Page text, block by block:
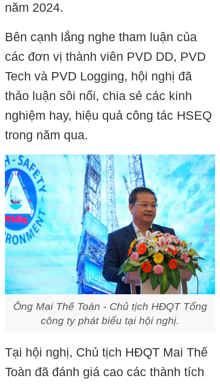
năm 2024.
Bên cạnh lắng nghe tham luận của
các đơn vị thành viên PVD DD, PVD
Tech và PVD Logging, hội nghị đã
thảo luận sôi nổi, chia sẻ các kinh
nghiệm hay, hiệu quả công tác HSEQ
trong năm qua.
Ông Mai Thế Toàn - Chủ tịch HĐQT Tổng
công ty phát biểu tại hội nghị.
Tại hội nghị, Chủ tịch HĐQT Mai Thế
Toàn đã đánh giá cao các thành tích